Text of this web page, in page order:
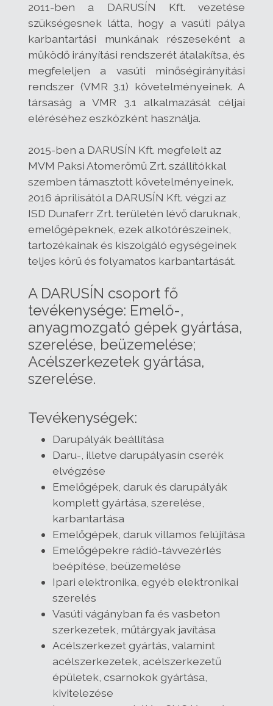
2011-ben a DARUSÍN Kft. vezetése
szükségesnek látta, hogy a vasúti pálya
karbantartási munkának részeseként a
működő irányítási rendszerét átalakítsa, és
megfeleljen a vasúti minőségirányítási
rendszer (VMR 3.1) követelményeinek. A
társaság a VMR 3.1 alkalmazását céljai
eléréséhez eszközként használja.
2015-ben a DARUSÍN Kft. megfelelt az
MVM Paksi Atomerőmű Zrt. szállítókkal
szemben támasztott követelményeinek.
2016 áprilisától a DARUSÍN Kft. végzi az
ISD Dunaferr Zrt. területén lévő daruknak,
emelőgépeknek, ezek alkotórészeinek,
tartozékainak és kiszolgáló egységeinek
teljes körű és folyamatos karbantartását.
A DARUSÍN csoport fő
tevékenysége: Emelő-,
anyagmozgató gépek gyártása,
szerelése, beüzemelése;
Acélszerkezetek gyártása,
szerelése.
Tevékenységek:
Darupályák beállítása
Daru-, illetve darupályasín cserék
elvégzése
Emelőgépek, daruk és darupályák
komplett gyártása, szerelése,
karbantartása
Emelőgépek, daruk villamos felújítása
Emelőgépekre rádió-távvezérlés
beépítése, beüzemelése
Ipari elektronika, egyéb elektronikai
szerelés
Vasúti vágányban fa és vasbeton
szerkezetek, műtárgyak javítása
Acélszerkezet gyártás, valamint
acélszerkezetek, acélszerkezetű
épületek, csarnokok gyártása,
kivitelezése